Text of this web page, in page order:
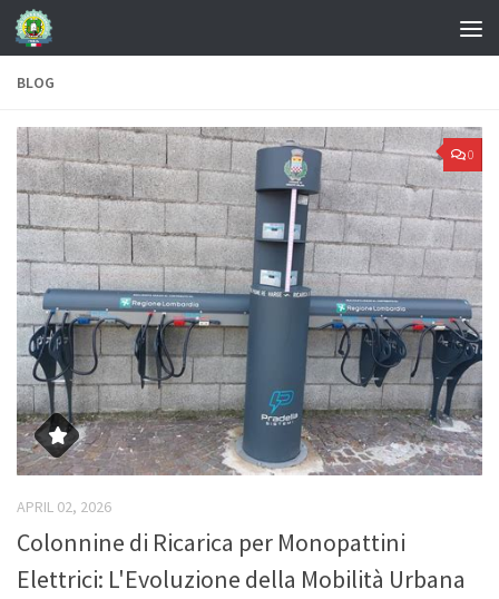
BLOG
0
APRIL 02, 2026
Colonnine di Ricarica per Monopattini
Elettrici: L'Evoluzione della Mobilità Urbana